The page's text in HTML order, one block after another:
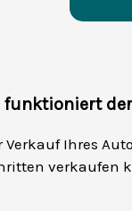
funktioniert
Verkauf Ihres
verkaufen